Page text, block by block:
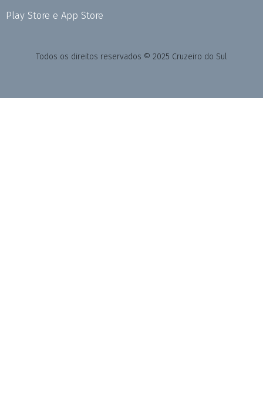
Play Store e App Store
Todos os direitos reservados © 2025 Cruzeiro do Sul